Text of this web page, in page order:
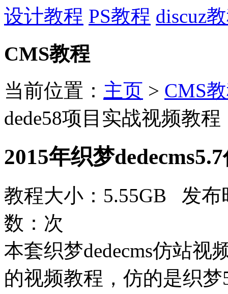
设计教程 PS教程 discuz
CMS教程
当前位置： 主页 > CMS
dede58项目实战视频教程
2015年织梦
教程大小：5.55GB 发
数： 次
本套织梦dedecms仿站视
的视频教程，仿的是织梦